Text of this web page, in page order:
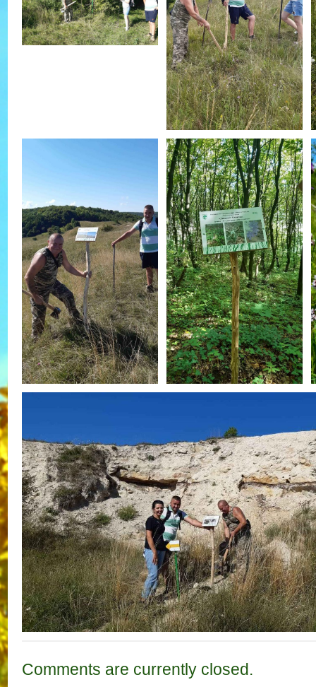
Comments are currently closed.